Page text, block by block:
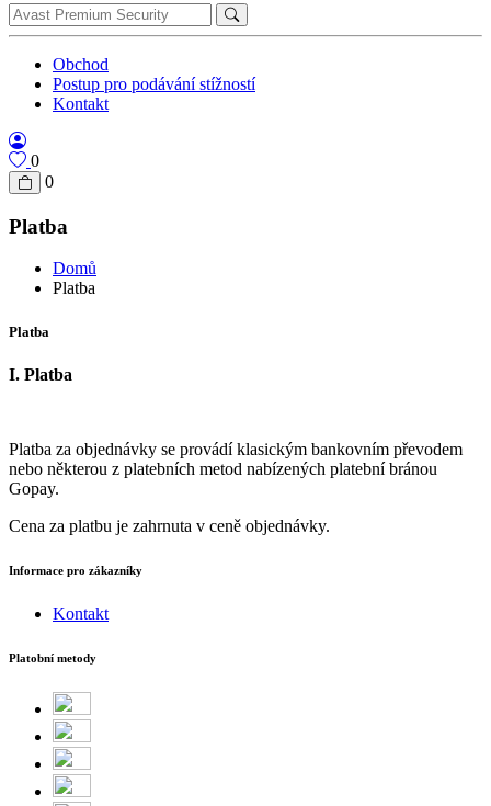
Obchod
Postup pro podávání stížností
Kontakt
0
0
Platba
Domů
Platba
Platba
I. Platba
Platba za objednávky se provádí klasickým bankovním převodem
nebo některou z platebních metod nabízených platební bránou
Gopay.
Cena za platbu je zahrnuta v ceně objednávky.
Informace pro zákazníky
Kontakt
Platobní metody